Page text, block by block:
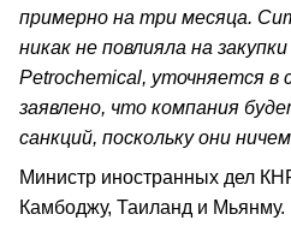
примерно на три месяца.
никак не повлияла на
Petrochemical, уточняется в
заявлено, что компания
санкций, поскольку они
Министр иностранных дел
Камбоджу, Таиланд и Мьянму.